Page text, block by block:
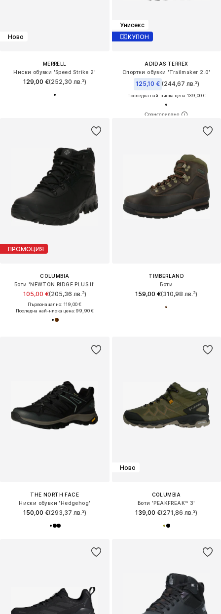
Ново
MERRELL
Ниски обувки 'Speed Strike 2'
129,00 €(252,30 лв.³)
Унисекс
КУПОН
ADIDAS TERREX
Спортни обувки 'Trailmaker 2.0'
125,10 € (244,67 лв.³)
Последна най-ниска цена:139,00 €
ПРОМОЦИЯ
COLUMBIA
Боти 'NEWTON RIDGE PLUS II'
105,00 €(205,36 лв.³)
Първоначално: 119,00 €
Последна най-ниска цена:99,90 €
TIMBERLAND
Боти
159,00 €(310,98 лв.³)
THE NORTH FACE
Ниски обувки 'Hedgehog'
150,00 €(293,37 лв.³)
Ново
COLUMBIA
Боти 'PEAKFREAK™ 3'
139,00 €(271,86 лв.³)